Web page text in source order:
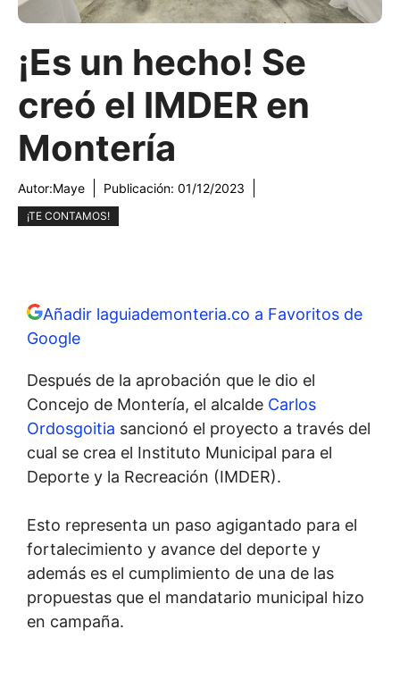
¡Es un hecho! Se
creó el IMDER en
Montería
Autor:Maye Publicación: 01/12/2023
¡TE CONTAMOS!
Añadir laguiademonteria.co a Favoritos de
Google
Después de la aprobación que le dio el
Concejo de Montería, el alcalde Carlos
Ordosgoitia sancionó el proyecto a través del
cual se crea el Instituto Municipal para el
Deporte y la Recreación (IMDER).
Esto representa un paso agigantado para el
fortalecimiento y avance del deporte y
además es el cumplimiento de una de las
propuestas que el mandatario municipal hizo
en campaña.